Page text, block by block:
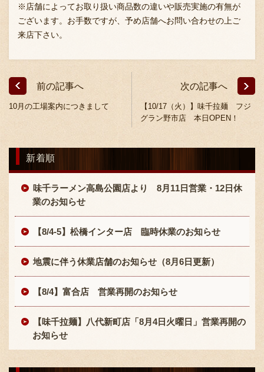
TEL
FAX:096-349-2288
※店舗によってお取り扱い商品数の違いや販売実施の有無が
ございます。お手数ですが、予め店舗へお問い合わせの上ご
来店下さい。
前の記事へ
10月の工場案内につきまして
次の記事へ
【10/17（火）】味千拉麺 フジ
グラン野市店 本日OPEN！
新着順
味千ラーメン高島公園店より 8月11日営業・12日休
業のお知らせ
【8/4-5】松橋インター店 臨時休業のお知らせ
地震に伴う休業店舗のお知らせ（8月6日更新）
【8/4】富合店 営業再開のお知らせ
【味千拉麺】八代新町店「8月4日火曜日」営業再開の
お知らせ